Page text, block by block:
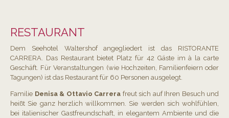
RESTAURANT
Dem Seehotel Waltershof angegliedert ist das RISTORANTE
CARRERA. Das Restaurant bietet Platz für 42 Gäste im à la carte
Geschäft. Für Veranstaltungen (wie Hochzeiten, Familienfeiern oder
Tagungen) ist das Restaurant für 60 Personen ausgelegt.
Familie Denisa & Ottavio Carrera freut sich auf Ihren Besuch und
heißt Sie ganz herzlich willkommen. Sie werden sich wohlfühlen,
bei italienischer Gastfreundschaft, in elegantem Ambiente und die